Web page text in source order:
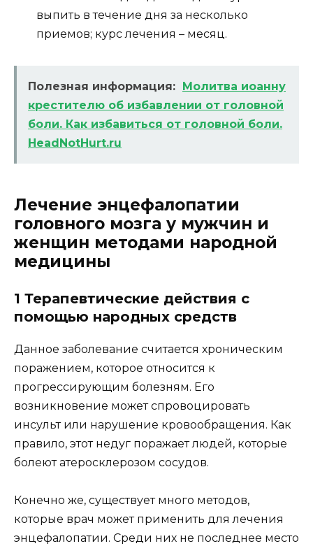
выпить в течение дня за несколько
приемов; курс лечения – месяц.
Полезная информация: Молитва иоанну
крестителю об избавлении от головной
боли. Как избавиться от головной боли.
HeadNotHurt.ru
Лечение энцефалопатии
головного мозга у мужчин и
женщин методами народной
медицины
1 Терапевтические действия с
помощью народных средств
Данное заболевание считается хроническим
поражением, которое относится к
прогрессирующим болезням. Его
возникновение может спровоцировать
инсульт или нарушение кровообращения. Как
правило, этот недуг поражает людей, которые
болеют атеросклерозом сосудов.
Конечно же, существует много методов,
которые врач может применить для лечения
энцефалопатии. Среди них не последнее место